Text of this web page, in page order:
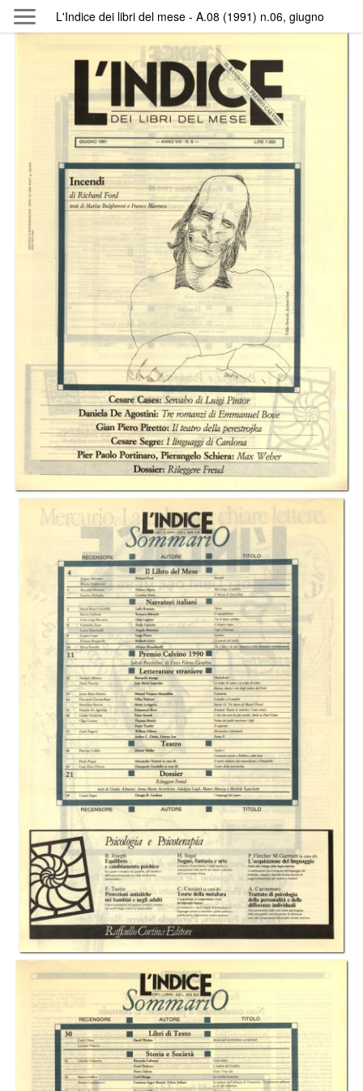
Skip to main content
Byterfly
Follow The Byterfly And Enjoy Open
Knowledge
Collections Providers
Search Term
L'Indice dei libri del mese - A.08 (1991) n.06, giugno
In collections
L’Indice dei libri del mese
Title:
L'Indice dei libri del mese - A.08 (1991) n.06, giugno
Table of contents:
Sommariopage 2
Creator:
Publisher:
Indice Scarl